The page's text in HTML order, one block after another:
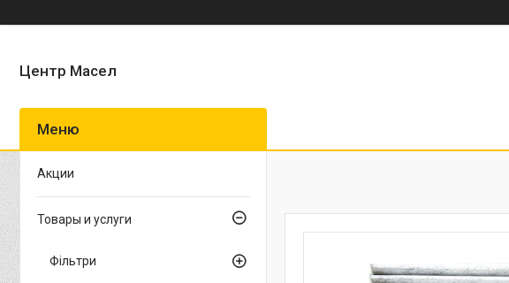
Центр Масел
Акции
Товары и услуги
Фільтри